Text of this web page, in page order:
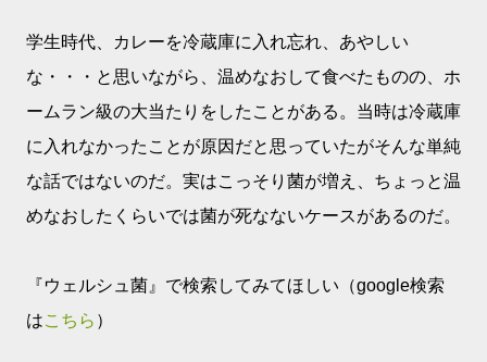
学生時代、カレーを冷蔵庫に入れ忘れ、あやしい
な・・・と思いながら、温めなおして食べたものの、ホ
ームラン級の大当たりをしたことがある。当時は冷蔵庫
に入れなかったことが原因だと思っていたがそんな単純
な話ではないのだ。実はこっそり菌が増え、ちょっと温
めなおしたくらいでは菌が死なないケースがあるのだ。
『ウェルシュ菌』で検索してみてほしい（google検索
はこちら ）